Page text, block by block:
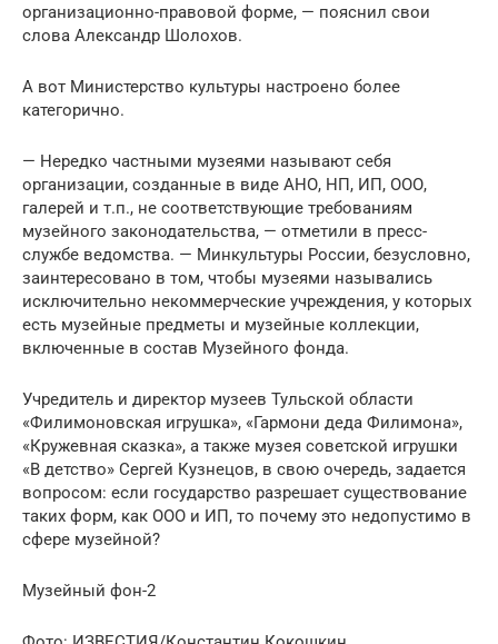
организационно-правовой форме, — пояснил свои
слова Александр Шолохов.
А вот Министерство культуры настроено более
категорично.
— Нередко частными музеями называют себя
организации, созданные в виде АНО, НП, ИП, ООО,
галерей и т.п., не соответствующие требованиям
музейного законодательства, — отметили в пресс-
службе ведомства. — Минкультуры России, безусловно,
заинтересовано в том, чтобы музеями назывались
исключительно некоммерческие учреждения, у которых
есть музейные предметы и музейные коллекции,
включенные в состав Музейного фонда.
Учредитель и директор музеев Тульской области
«Филимоновская игрушка», «Гармони деда Филимона»,
«Кружевная сказка», а также музея советской игрушки
«В детство» Сергей Кузнецов, в свою очередь, задается
вопросом: если государство разрешает существование
таких форм, как ООО и ИП, то почему это недопустимо в
сфере музейной?
Музейный фон-2